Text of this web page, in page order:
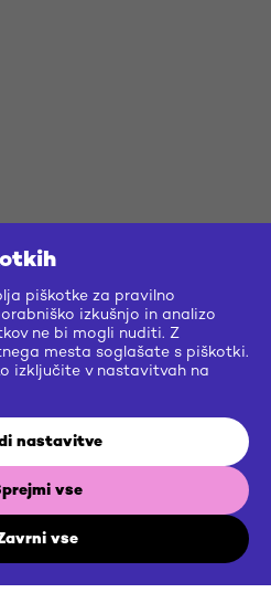
piškotke za pravilno
izkušnjo in analizo
ne bi mogli nuditi. Z
mesta soglašate s piškotki.
izključite v nastavitvah na
nastavitve
vse
vse